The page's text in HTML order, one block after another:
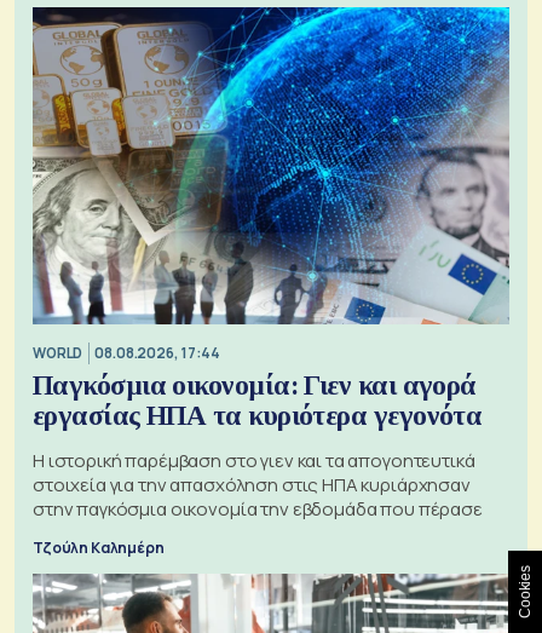
WORLD 08.08.2026, 17:44
Παγκόσμια οικονομία: Γιεν και αγορά
εργασίας ΗΠΑ τα κυριότερα γεγονότα
Η ιστορική παρέμβαση στο γιεν και τα απογοητευτικά
στοιχεία για την απασχόληση στις ΗΠΑ κυριάρχησαν
στην παγκόσμια οικονομία την εβδομάδα που πέρασε
Τζούλη Καλημέρη
Cookies